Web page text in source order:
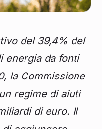
del 39,4% del
energia da fonti
la Commissione
regime di aiuti
di euro. Il